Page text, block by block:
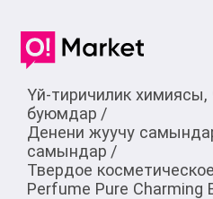
Үй-тиричилик химиясы,
буюмдар /
Денени жуучу
самындар /
Твердое
Perfume Pure Charming